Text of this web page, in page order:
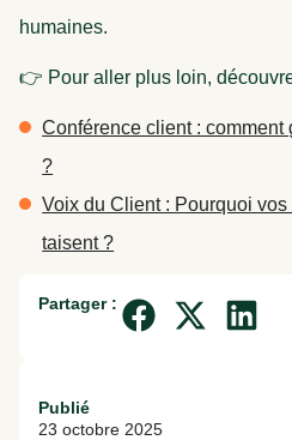
Publié
23 octobre 2025
humaines.
👉 Pour aller plus loin,
Conférence client : comment
?
Voix du Client : Pourquoi
taisent ?
Partager :